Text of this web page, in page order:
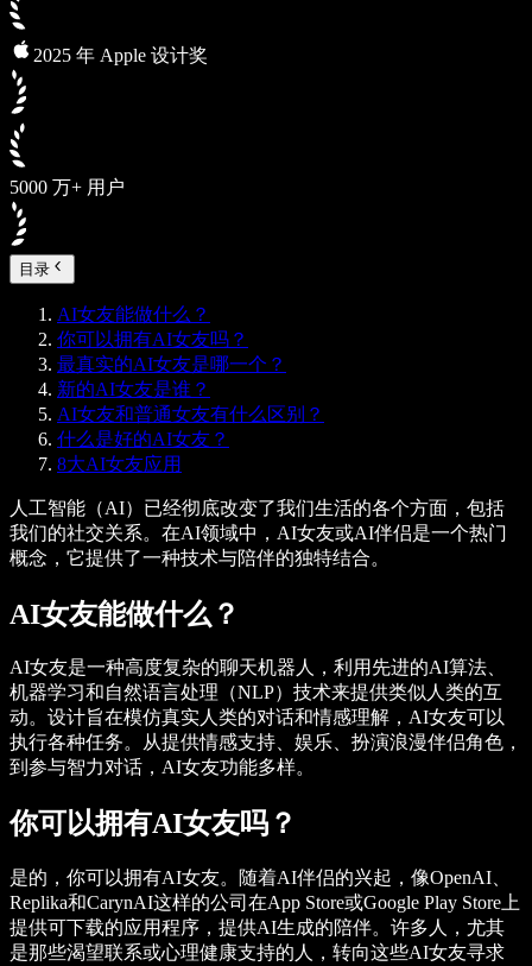
2025 年 Apple 设计奖
5000 万+ 用户
目录
AI女友能做什么？
你可以拥有AI女友吗？
最真实的AI女友是哪一个？
新的AI女友是谁？
AI女友和普通女友有什么区别？
什么是好的AI女友？
8大AI女友应用
人工智能（AI）已经彻底改变了我们生活的各个方面，包括
我们的社交关系。在AI领域中，AI女友或AI伴侣是一个热门
概念，它提供了一种技术与陪伴的独特结合。
AI女友能做什么？
AI女友是一种高度复杂的聊天机器人，利用先进的AI算法、
机器学习和自然语言处理（NLP）技术来提供类似人类的互
动。设计旨在模仿真实人类的对话和情感理解，AI女友可以
执行各种任务。从提供情感支持、娱乐、扮演浪漫伴侣角色，
到参与智力对话，AI女友功能多样。
你可以拥有AI女友吗？
是的，你可以拥有AI女友。随着AI伴侣的兴起，像OpenAI、
Replika和CarynAI这样的公司在App Store或Google Play Store上
提供可下载的应用程序，提供AI生成的陪伴。许多人，尤其
是那些渴望联系或心理健康支持的人，转向这些AI女友寻求